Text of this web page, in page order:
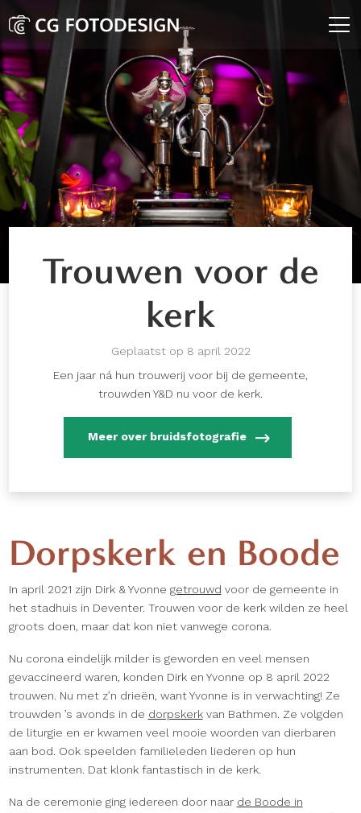
Trouwen voor de
kerk
Geplaatst op 8 april 2022
Een jaar ná hun trouwerij voor bij de gemeente,
trouwden Y&D nu voor de kerk.
Meer over bruidsfotografie
Dorpskerk en Boode
In april 2021 zijn Dirk & Yvonne getrouwd voor de gemeente in
het stadhuis in Deventer. Trouwen voor de kerk wilden ze heel
groots doen, maar dat kon niet vanwege corona.
Nu corona eindelijk milder is geworden en veel mensen
gevaccineerd waren, konden Dirk en Yvonne op 8 april 2022
trouwen. Nu met z’n drieën, want Yvonne is in verwachting! Ze
trouwden ’s avonds in de dorpskerkvan Bathmen. Ze volgden
de liturgie en er kwamen veel mooie woorden van dierbaren
aan bod. Ook speelden familieleden liederen op hun
instrumenten. Dat klonk fantastisch in de kerk.
Na de ceremonie ging iedereen door naar de Boode in